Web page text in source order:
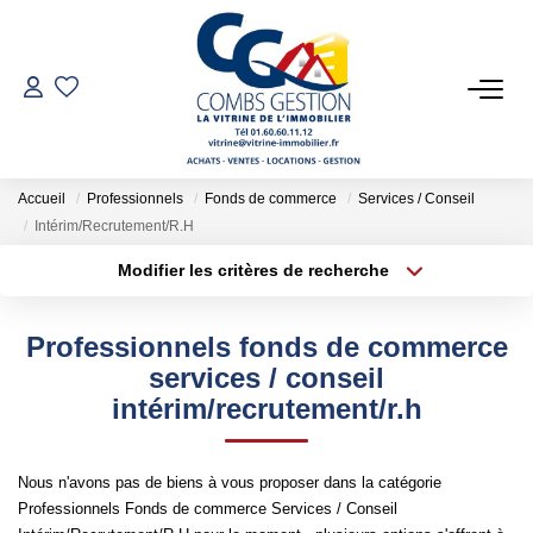
VENTES
LOCATIONS
GESTION LOCATIVE
ESTIMATION
NOTRE AGENCE
Notre Équipe
Accueil Professionnels Fonds de commerce
Services / Conseil
Intérim/Recrutement/R.H
Modifier les critères de recherche
Type de bien
Créer une alerte
Professionnels fonds de commerce
services / conseil
intérim/recrutement/r.h
Nous n'avons pas de biens à vous proposer dans la catégorie
Professionnels Fonds de commerce Services / Conseil